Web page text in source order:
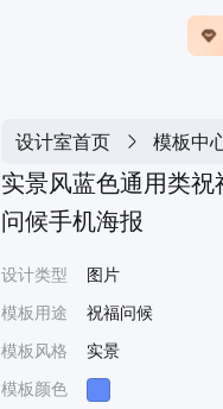
设计室首页 模板中
实景风蓝色通用类
问候手机海报
设计类型 图片
模板用途 祝福问候
模板风格 实景
模板颜色